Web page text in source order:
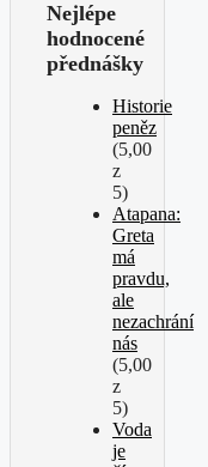
Nejlépe
hodnocené
přednášky
Historie
peněz
(5,00
z
5)
Atapana:
Greta
má
pravdu,
ale
nezachrání
nás
(5,00
z
5)
Voda
je